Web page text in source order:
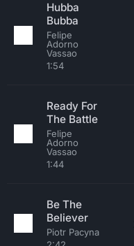
Hubba
Bubba
Felipe
Adorno
Vassao
1:54
Ready For
The Battle
Felipe
Adorno
Vassao
1:44
Be The
Believer
Piotr Pacyna